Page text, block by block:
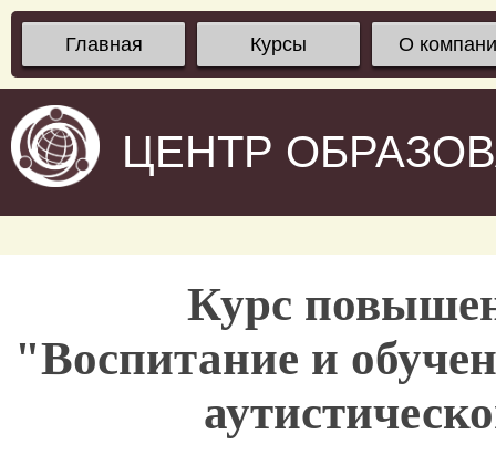
Главная Курсы О
ЦЕНТР
Курс
"Воспитание и